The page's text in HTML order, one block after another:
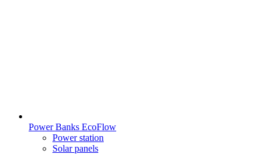
Power Banks EcoFlow
Power station
Solar panels